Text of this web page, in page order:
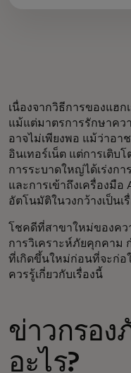
เนื่องจากวิธีการของแฮ
แม้แต่มาตรการรักษาค
อาจไม่เพียงพอ แม้ว่าอ
อินเทอร์เน็ต แต่การเติบ
การระบาดใหญ่ได้เร่งก
และการเข้าถึงเครื่องมื
อัตโนมัติในวงกว้างเป็นเ
โชคดีที่สาขาใหม่ของคว
การวิเคราะห์ภัยคุกคาม
ที่เกิดขึ้นใหม่ก่อนที่จะก่อ
ควรรู้เกี่ยวกับเรื่องนี้
ข่าวกรอ
อะไร?